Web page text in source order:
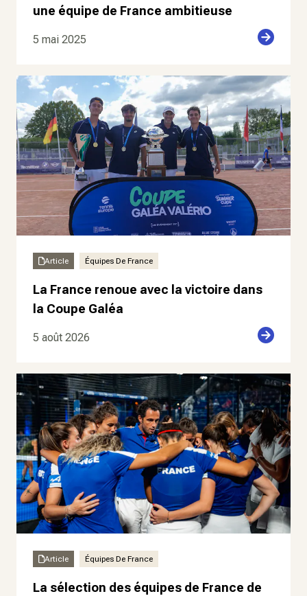
une équipe de France ambitieuse
5 mai 2025
Article Équipes De France
La France renoue avec la victoire dans
la Coupe Galéa
5 août 2026
Article Équipes De France
La sélection des équipes de France de